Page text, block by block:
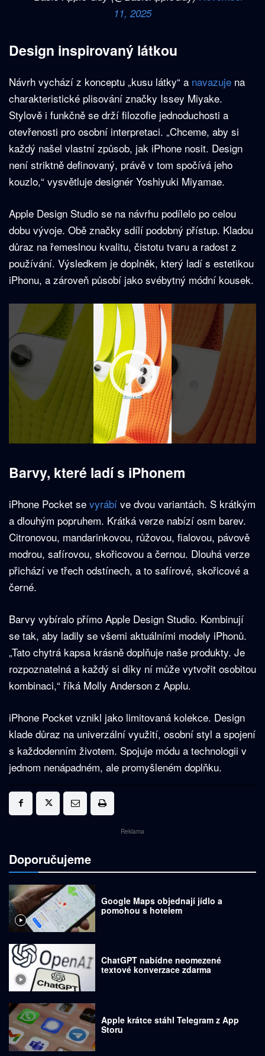
11, 2025
Design inspirovaný látkou
Návrh vychází z konceptu „kusu látky“ a navazuje na
charakteristické plisování značky Issey Miyake.
Stylově i funkčně se drží filozofie jednoduchosti a
otevřenosti pro osobní interpretaci. „Chceme, aby si
každý našel vlastní způsob, jak iPhone nosit. Design
není striktně definovaný, právě v tom spočívá jeho
kouzlo,“ vysvětluje designér Yoshiyuki Miyamae.
Apple Design Studio se na návrhu podílelo po celou
dobu vývoje. Obě značky sdílí podobný přístup. Kladou
důraz na řemeslnou kvalitu, čistotu tvaru a radost z
používání. Výsledkem je doplněk, který ladí s estetikou
iPhonu, a zároveň působí jako svébytný módní kousek.
Barvy, které ladí s iPhonem
iPhone Pocket se vyrábí ve dvou variantách. S krátkým
a dlouhým popruhem. Krátká verze nabízí osm barev.
Citronovou, mandarinkovou, růžovou, fialovou, pávově
modrou, safírovou, skořicovou a černou. Dlouhá verze
přichází ve třech odstínech, a to safírové, skořicové a
černé.
Barvy vybíralo přímo Apple Design Studio. Kombinují
se tak, aby ladily se všemi aktuálními modely iPhonů.
„Tato chytrá kapsa krásně doplňuje naše produkty. Je
rozpoznatelná a každý si díky ní může vytvořit osobitou
kombinaci,“ říká Molly Anderson z Applu.
iPhone Pocket vznikl jako limitovaná kolekce. Design
klade důraz na univerzální využití, osobní styl a spojení
s každodenním životem. Spojuje módu a technologii v
jednom nenápadném, ale promyšleném doplňku.
Reklama
Doporučujeme
Google Maps objednají jídlo a
pomohou s hotelem
ChatGPT nabídne neomezené
textové konverzace zdarma
Apple krátce stáhl Telegram z App
Storu